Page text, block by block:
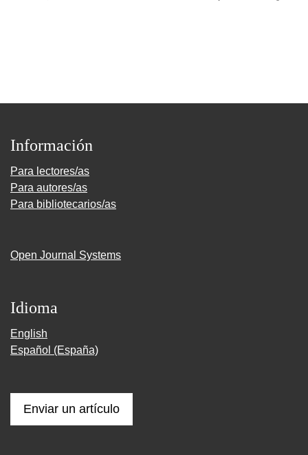
Información
Para lectores/as
Para autores/as
Para bibliotecarios/as
Open Journal Systems
Idioma
English
Español (España)
Enviar un artículo